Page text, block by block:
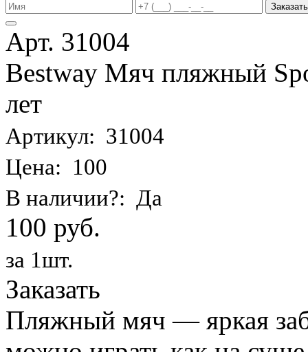
Заказать
Арт. 31004
Bestway Мяч пляжный
лет
Артикул: 31004
Цена: 100
В наличии?: Да
100 руб.
за 1шт.
Заказать
Пляжный мяч — яркая